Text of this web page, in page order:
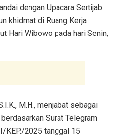
dengan Upacara Sertijab
khidmat di Ruang Kerja
Hari Wibowo pada hari Senin,
M.H., menjabat sebagai
Surat Telegram
KEP./2025 tanggal 15